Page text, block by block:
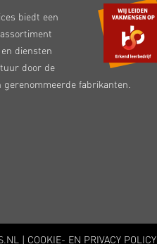
biedt een
diensten
door de
fabrikanten.
| COOKIE- EN PRIVACY POLICY